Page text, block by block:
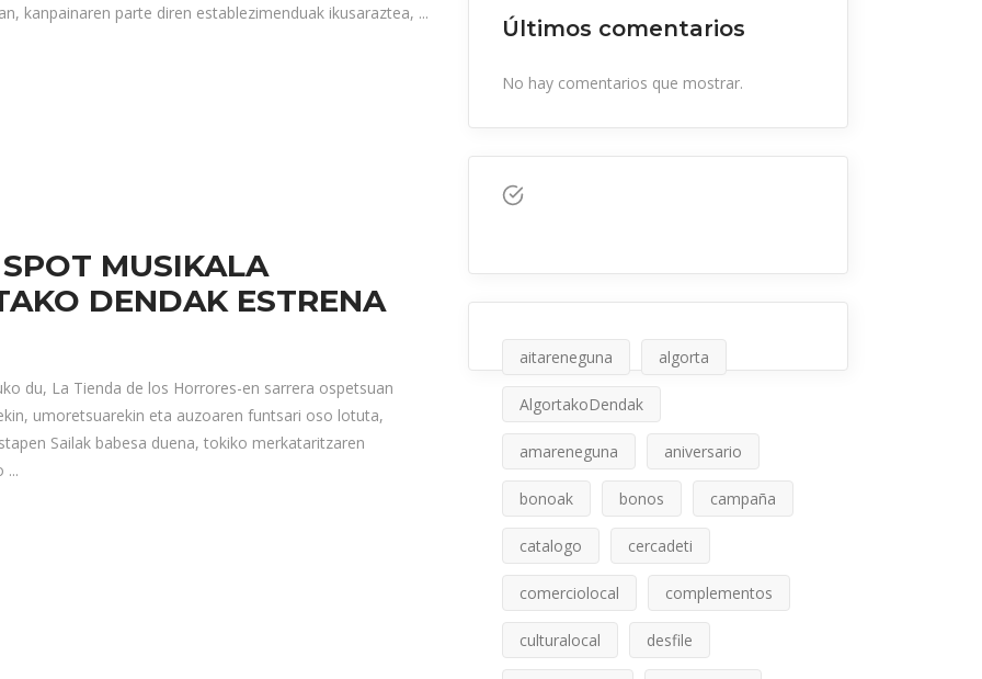
kanpainaren parte diren establezimenduak ikusaraztea,
MUSIKALA
DENDAK ESTRENA
du, La Tienda de los Horrores-en sarrera ospetsuan
umoretsuarekin eta auzoaren funtsari oso lotuta,
Sailak babesa duena, tokiko merkataritzaren
Últimos comentarios
No hay comentarios que mostrar.
aitareneguna algorta
AlgortakoDendak
amareneguna aniversario
bonoak bonos campaña
catalogo cercadeti
comerciolocal complementos
culturalocal desfile